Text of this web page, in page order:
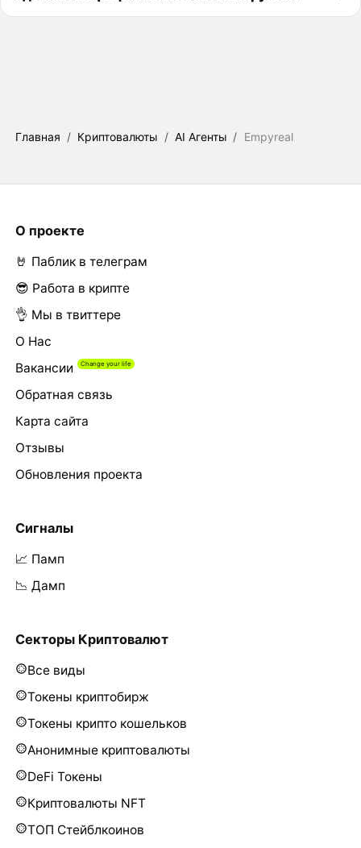
Главная / Криптовалюты / AI Агенты / Empyreal
О проекте
🤘 Паблик в телеграм
😎 Работа в крипте
👌 Мы в твиттере
О Нас
Вакансии
Обратная связь
Карта сайта
Отзывы
Обновления проекта
Сигналы
📈 Памп
📉 Дамп
Секторы Криптовалют
Все виды
Токены криптобирж
Токены крипто кошельков
Анонимные криптовалюты
DeFi Токены
Криптовалюты NFT
ТОП Стейблкоинов